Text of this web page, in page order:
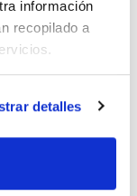
información
recopilado a
detalles
Volumen
1 mL